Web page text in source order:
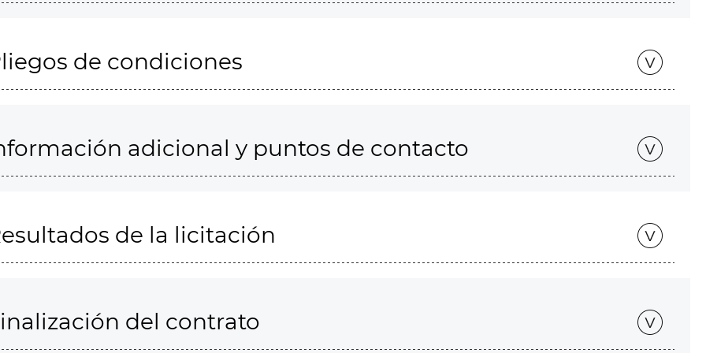
de condiciones
adicional y puntos de contacto
de la licitación
del contrato